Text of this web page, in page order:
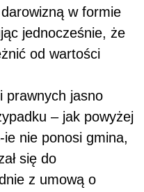
w formie
jednocześnie, że
od wartości
prawnych jasno
– jak powyżej
nie ponosi gmina,
się do
z umową o